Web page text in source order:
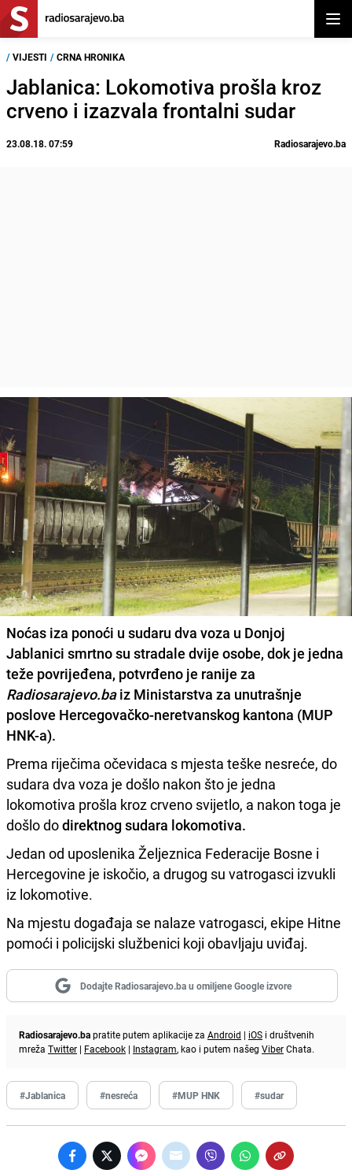
/ VIJESTI / CRNA HRONIKA
Jablanica: Lokomotiva prošla kroz
crveno i izazvala frontalni sudar
23.08.18. 07:59 Radiosarajevo.ba
Noćas iza ponoći u sudaru dva voza u Donjoj
Jablanici smrtno su stradale dvije osobe, dok je jedna
teže povrijeđena, potvrđeno je ranije za
Radiosarajevo.ba iz Ministarstva za unutrašnje
poslove Hercegovačko-neretvanskog kantona (MUP
HNK-a).
Prema riječima očevidaca s mjesta teške nesreće, do
sudara dva voza je došlo nakon što je jedna
lokomotiva prošla kroz crveno svijetlo, a nakon toga je
došlo dodirektnog sudara lokomotiva.
Jedan od uposlenika Željeznica Federacije Bosne i
Hercegovine je iskočio, a drugog su vatrogasci izvukli
iz lokomotive.
Na mjestu događaja se nalaze vatrogasci, ekipe Hitne
pomoći i policijski službenici koji obavljaju uviđaj.
Dodajte Radiosarajevo.ba u omiljene Google izvore
Radiosarajevo.bapratite putem aplikacije za Android | iOS i društvenih
mreža Twitter | Facebook | Instagram, kao i putem našeg ViberChata.
#Jablanica #nesreća #MUP HNK #sudar